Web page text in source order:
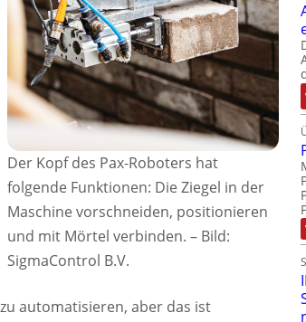
Der Kopf des Pax-Roboters hat
folgende Funktionen: Die Ziegel in der
Maschine vorschneiden, positionieren
und mit Mörtel verbinden. – Bild:
SigmaControl B.V.
automatisieren, aber das ist